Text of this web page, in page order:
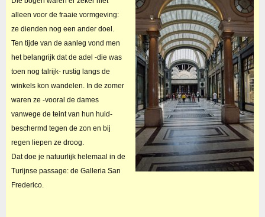
alleen voor de fraaie vormgeving:
ze dienden nog een ander doel.
Ten tijde van de aanleg vond men
het belangrijk dat de adel -die was
toen nog talrijk- rustig langs de
winkels kon wandelen. In de zomer
waren ze -vooral de dames
vanwege de teint van hun huid-
beschermd tegen de zon en bij
regen liepen ze droog.
Dat doe je natuurlijk helemaal in de
Turijnse passage: de Galleria San
Frederico.